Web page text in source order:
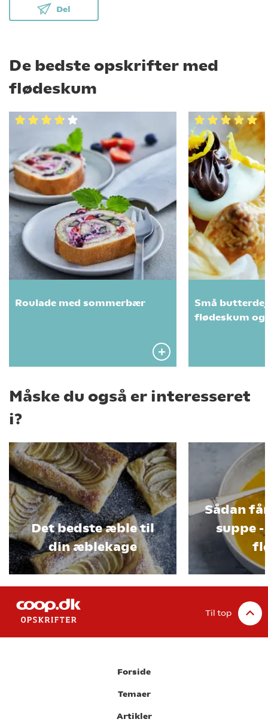
Del
De bedste opskrifter med
flødeskum
Roulade med sommerbær
Små
flødeskum og
Måske du også er interesseret
i?
Det bedste æble til
din æblekage
Sådan
suppe
Til top
Forside
Temaer
Artikler